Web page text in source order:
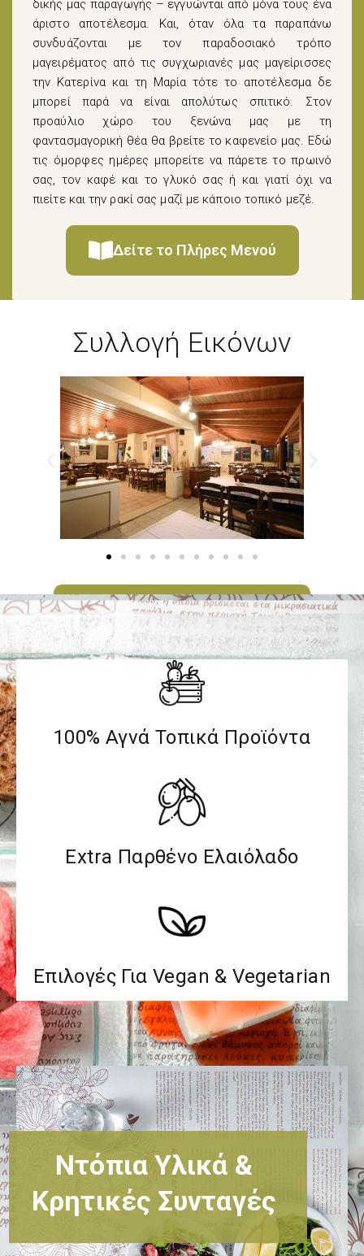
δικής μας παραγωγής – εγγυώνται από μόνα τους ένα
άριστο αποτέλεσμα. Και, όταν όλα τα παραπάνω
συνδυάζονται με τον παραδοσιακό τρόπο
μαγειρέματος από τις συγχωριανές μας μαγείρισσες
την Κατερίνα και τη Μαρία τότε το αποτέλεσμα δε
μπορεί παρά να είναι απολύτως σπιτικό. Στον
προαύλιο χώρο του ξενώνα μας με τη
φαντασμαγορική θέα θα βρείτε το καφενείο μας. Εδώ
τις όμορφες ημέρες μπορείτε να πάρετε το πρωινό
σας, τον καφέ και το γλυκό σας ή και γιατί όχι να
πιείτε και την ρακί σας μαζί με κάποιο τοπικό μεζέ.
Δείτε το Πλήρες Μενού
Συλλογή Εικόνων
Δείτε όλη τη Συλλογή Εικόνων
100% Αγνά Τοπικά Προϊόντα
Extra Παρθένο Ελαιόλαδο
Επιλογές Για Vegan & Vegetarian
Ντόπια Υλικά &
Κρητικές Συνταγές